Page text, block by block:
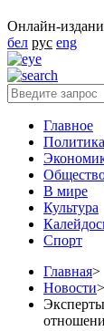
Онлайн-
бел рус eng
Главное
Политика
В мире
Культура
Спорт
Главная>
Новости>